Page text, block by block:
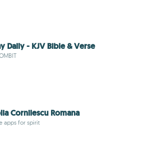
Daily - KJV Bible & Verse
Cornilescu Romana
apps for spirit